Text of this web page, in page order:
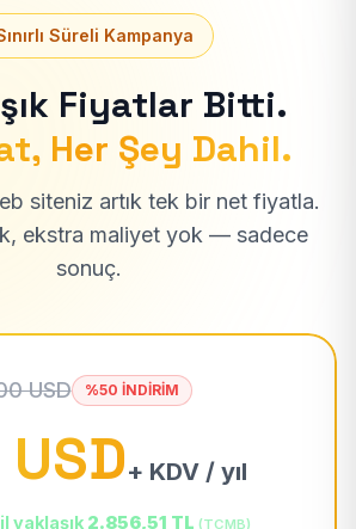
Süreli Kampanya
Fiyatlar Bitti.
Her Şey Dahil.
siteniz artık tek bir net fiyatla.
ekstra maliyet yok — sadece
sonuç.
USD %50 İNDİRİM
+ KDV / yıl
yaklaşık 2.856,51 TL (TCMB)